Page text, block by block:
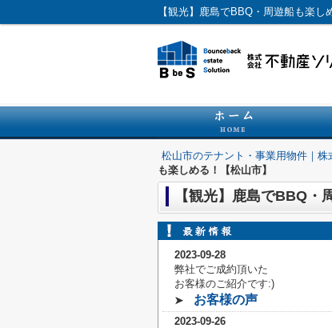
【観光】鹿島でBBQ・周遊船も楽
松山市のテナント・事業用物件｜
も楽しめる！【松山市】
【観光】鹿島でBBQ・
2023-09-28
弊社でご成約頂いた
お客様のご紹介です:)
➤
お客様の声
2023-09-26